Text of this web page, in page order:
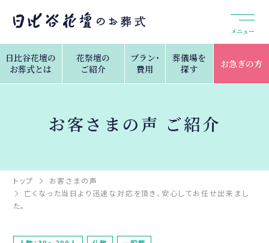
メニュー
日比谷花壇の
お葬式とは
花祭壇の
ご紹介
プラン・
費用
葬儀場を
探す
お急ぎの方
お客さまの声 ご紹介
トップ
お客さまの声
亡くなった当日より迅速な対応を頂き、安心してお任せ出来まし
た。